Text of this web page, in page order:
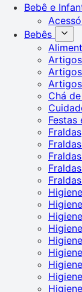
Bebê e
Bebês
Chá
Festas
Fraldas
Higiene